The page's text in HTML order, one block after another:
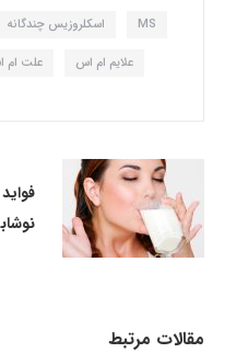
MS اسکلروزیس چندگانه
علایم ام اس علت ام
مقالات مرتبط